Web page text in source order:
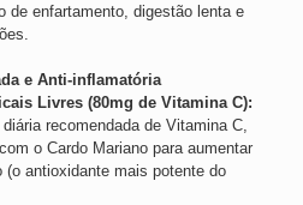
de enfartamento, digestão lenta e
e Anti-inflamatória
Livres (80mg de Vitamina C):
recomendada de Vitamina C,
o Cardo Mariano para aumentar
antioxidante mais potente do